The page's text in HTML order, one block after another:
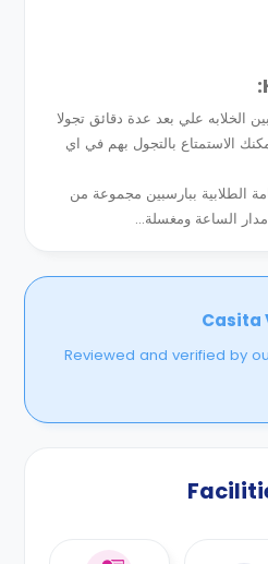
الخلابه علي بعد عدة دقائق تجولا
الاستمتاع بالتجول بهم في اي
الطلابية ببارسبين مجموعة من
الساعة ومغسلة...
Casita
Reviewed and verified by